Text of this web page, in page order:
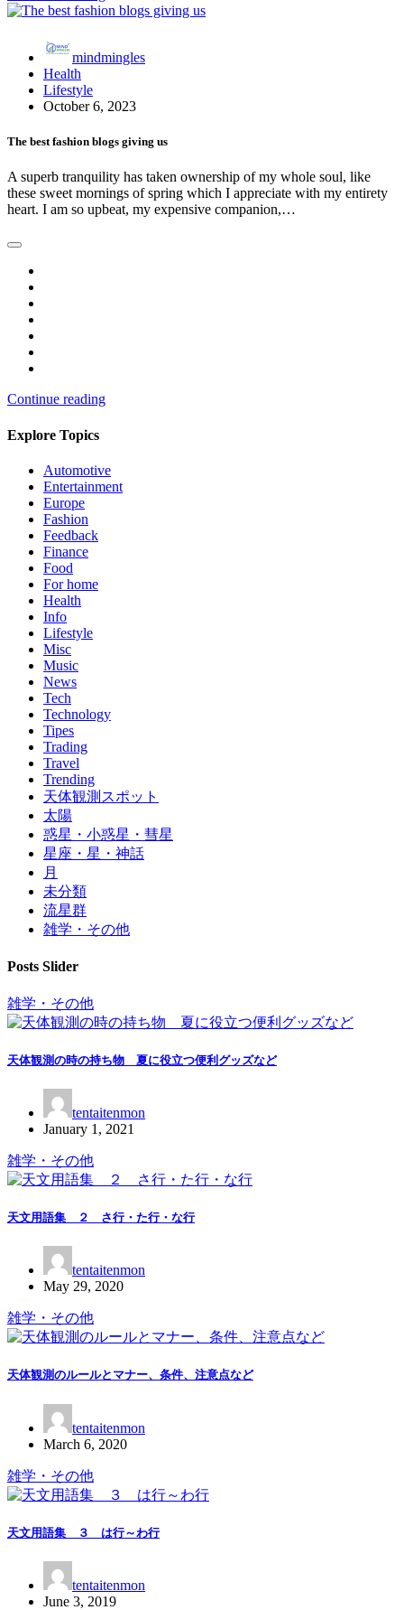
mindmingles
Health
Lifestyle
October 6, 2023
The best fashion blogs giving us
A superb tranquility has taken ownership of my whole soul, like
these sweet mornings of spring which I appreciate with my entirety
heart. I am so upbeat, my expensive companion,…
Continue reading
Explore Topics
Automotive
Entertainment
Europe
Fashion
Feedback
Finance
Food
For home
Health
Info
Lifestyle
Misc
Music
News
Tech
Technology
Tipes
Trading
Travel
Trending
天体観測スポット
太陽
惑星・小惑星・彗星
星座・星・神話
月
未分類
流星群
雑学・その他
Posts Slider
雑学・その他
天体観測の時の持ち物 夏に役立つ便利グッズなど
tentaitenmon
January 1, 2021
雑学・その他
天文用語集 ２ さ行・た行・な行
tentaitenmon
May 29, 2020
雑学・その他
天体観測のルールとマナー、条件、注意点など
tentaitenmon
March 6, 2020
雑学・その他
天文用語集 ３ は行～わ行
tentaitenmon
June 3, 2019